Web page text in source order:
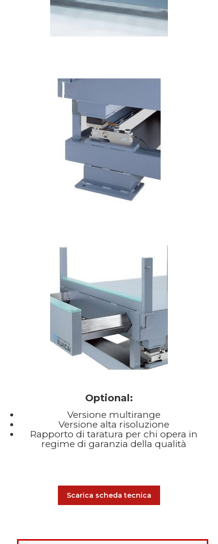
Optional:
Versione multirange
Versione alta risoluzione
Rapporto di taratura per chi opera in
regime di garanzia della qualità
Scarica scheda tecnica